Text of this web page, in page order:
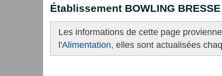
Établissement BOWLING
Les informations de cette page
l'Alimentation, elles sont actualisées